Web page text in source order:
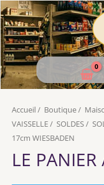
Accueil / Boutique/
VAISSELLE/ SOLDES/
17cm WIESBADEN
LE PANIER